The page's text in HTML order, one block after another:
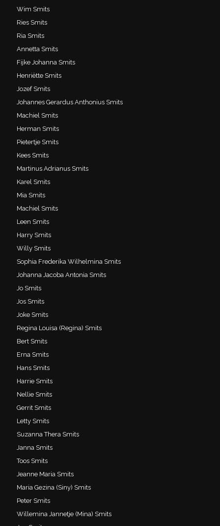
Wim Smits
Ries Smits
Ria Smits
Annetta Smits
Fijke Johanna Smits
Henriëtte Smits
Jozef Smits
Johannes Gerardus Anthonius Smits
Machiel Smits
Herman Smits
Pietertje Smits
Kees Smits
Martinus Adrianus Smits
Karel Smits
Mia Smits
Machiel Smits
Leen Smits
Harry Smits
Willy Smits
Sophia Frederika Wilhelmina Smits
Johanna Jacoba Antonia Smits
Jo Smits
Jos Smits
Joke Smits
Regina Louisa (Regina) Smits
Bert Smits
Erna Smits
Hans Smits
Harrie Smits
Nellie Smits
Gerrit Smits
Letty Smits
Suzanna Thera Smits
Janna Smits
Toos Smits
Jeanne Maria Smits
Maria Gezina (Siny) Smits
Peter Smits
Willemina Jannetje (Mina) Smits